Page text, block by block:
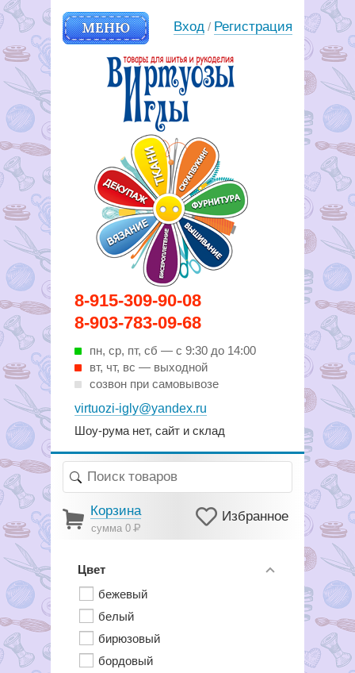
8-915-309-90-08
8-903-783-09-68
пн, ср, пт, cб — с 9:30 до 14:00
вт, чт, вс — выходной
созвон при самовывозе
virtuozi-igly@yandex.ru
Шоу-рума нет, сайт и склад
МЕНЮ
Вирутозы иглы. Товары для
шитья и рукоделья
Вход / Регистрация
Корзина
сумма 0Р
Избранное
Цвет
бежевый
белый
бирюзовый
бордовый